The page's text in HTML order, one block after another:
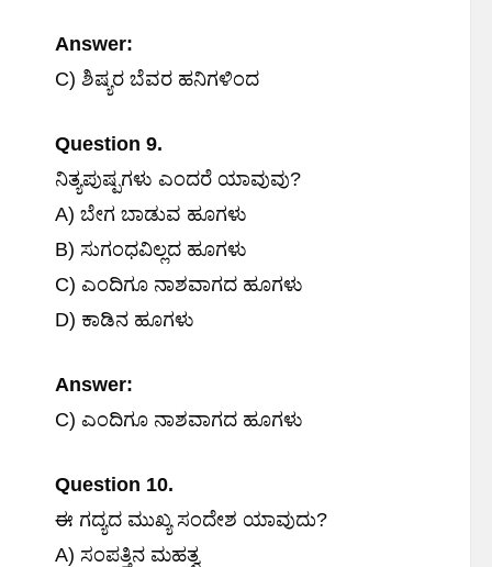
Answer:
C) ಶಿಷ್ಯರ ಬೆವರ ಹನಿಗಳಿಂದ
Question 9.
ನಿತ್ಯಪುಷ್ಪಗಳು ಎಂದರೆ ಯಾವುವು?
A) ಬೇಗ ಬಾಡುವ ಹೂಗಳು
B) ಸುಗಂಧವಿಲ್ಲದ ಹೂಗಳು
C) ಎಂದಿಗೂ ನಾಶವಾಗದ ಹೂಗಳು
D) ಕಾಡಿನ ಹೂಗಳು
Answer:
C) ಎಂದಿಗೂ ನಾಶವಾಗದ ಹೂಗಳು
Question 10.
ಈ ಗದ್ಯದ ಮುಖ್ಯ ಸಂದೇಶ ಯಾವುದು?
A) ಸಂಪತ್ತಿನ ಮಹತ್ವ